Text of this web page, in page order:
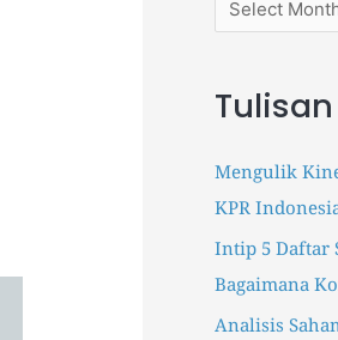
Mengulik
KPR
Intip 5 Daftar
Bagaimana
Analisis